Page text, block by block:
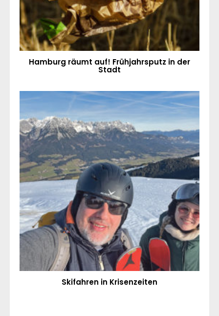
Hamburg räumt auf! Frühjahrsputz in der
Stadt
Skifahren in Krisenzeiten